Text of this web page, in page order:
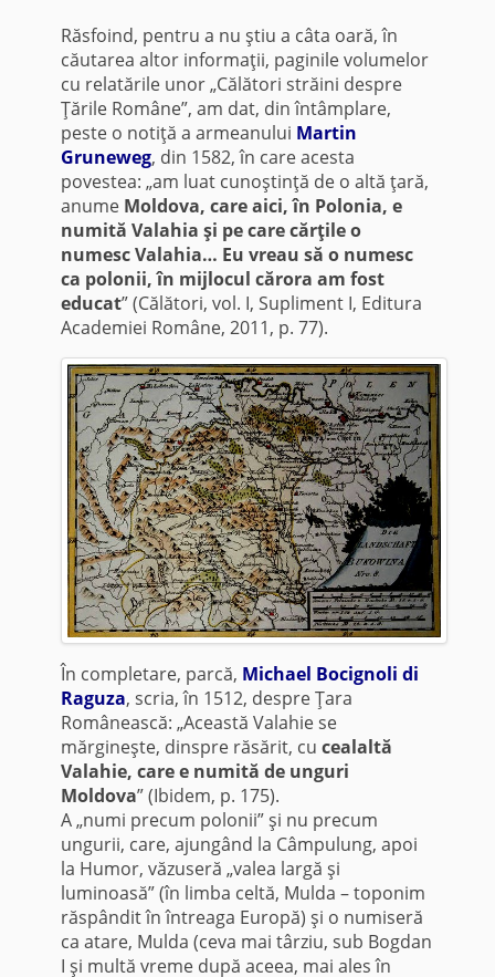
Răsfoind, pentru a nu ştiu a câta oară, în
căutarea altor informaţii, paginile volumelor
cu relatările unor „Călători străini despre
Ţările Române”, am dat, din întâmplare,
peste o notiţă a armeanului Martin
Gruneweg, din 1582, în care acesta
povestea: „am luat cunoştinţă de o altă ţară,
anume Moldova, care aici, în Polonia, e
numită Valahia şi pe care cărţile o
numesc Valahia… Eu vreau să o numesc
ca polonii, în mijlocul cărora am fost
educat” (Călători, vol. I, Supliment I, Editura
Academiei Române, 2011, p. 77).
În completare, parcă, Michael Bocignoli di
Raguza, scria, în 1512, despre Ţara
Românească: „Această Valahie se
mărgineşte, dinspre răsărit, cu cealaltă
Valahie, care e numită de unguri
Moldova” (Ibidem, p. 175).
A „numi precum polonii” şi nu precum
ungurii, care, ajungând la Câmpulung, apoi
la Humor, văzuseră „valea largă şi
luminoasă” (în limba celtă, Mulda – toponim
răspândit în întreaga Europă) şi o numiseră
ca atare, Mulda (ceva mai târziu, sub Bogdan
I şi multă vreme după aceea, mai ales în